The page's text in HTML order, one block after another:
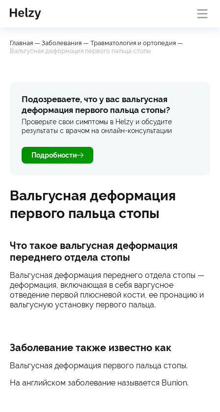
врачом
знаний
симптомы
Главная — Заболевания — Травматология и ортопедия —
Вальгусная деформация первого пальца стопы
Подозреваете, что у вас вальгусная
деформация первого пальца стопы?
Проверьте свои симптомы в Helzy и обсудите
результаты с врачом на онлайн-консультации
Подробности
Вальгусная деформация
первого пальца стопы
Что такое вальгусная деформация
переднего отдела стопы
Вальгусная деформация переднего отдела стопы —
деформация, включающая в себя варгусное
отведение первой плюсневой кости, ее пронацию и
вальгусную установку первого пальца.
Заболевание также известно как
Вальгусная деформация первого пальца стопы.
На английском заболевание называется Bunion.